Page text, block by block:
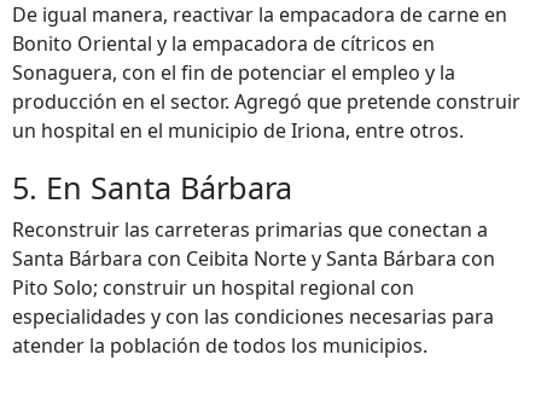
De igual manera, reactivar la empacadora de carne en
Bonito Oriental y la empacadora de cítricos en
Sonaguera, con el fin de potenciar el empleo y la
producción en el sector. Agregó que pretende construir
un hospital en el municipio de Iriona, entre otros.
5. En Santa Bárbara
Reconstruir las carreteras primarias que conectan a
Santa Bárbara con Ceibita Norte y Santa Bárbara con
Pito Solo; construir un hospital regional con
especialidades y con las condiciones necesarias para
atender la población de todos los municipios.